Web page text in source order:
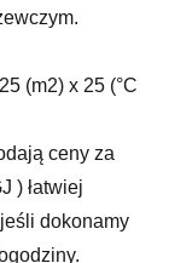
(m2) x 25 (°C
ceny za
) łatwiej
dokonamy